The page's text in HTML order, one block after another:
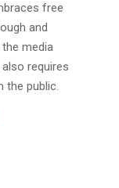
free
and
media
requires
the public.